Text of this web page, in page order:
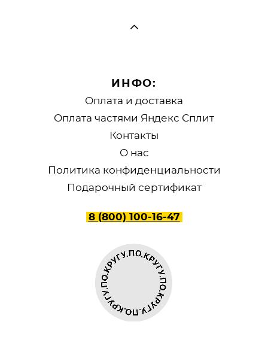
ИНФО:
Оплата и доставка
Оплата частями Яндекс Сплит
Контакты
О нас
Политика конфиденциальности
Подарочный сертификат
8 (800) 100-16-47